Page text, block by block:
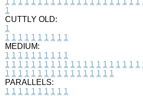
1
CUTTLY OLD:
1
1 1 1 1 1 1 1 1 1 1
MEDIUM:
1 1 1 1 1 1 1 1 1 1
1 1 1 1 1 1 1 1 1 1 1 1 1 1 1 1 1 1 1 1 1
1 1 1 1 1 1 1 1 1 1 1 1 1 1 1 1 1
PARALLELS:
1 1 1 1 1 1 1 1 1 1